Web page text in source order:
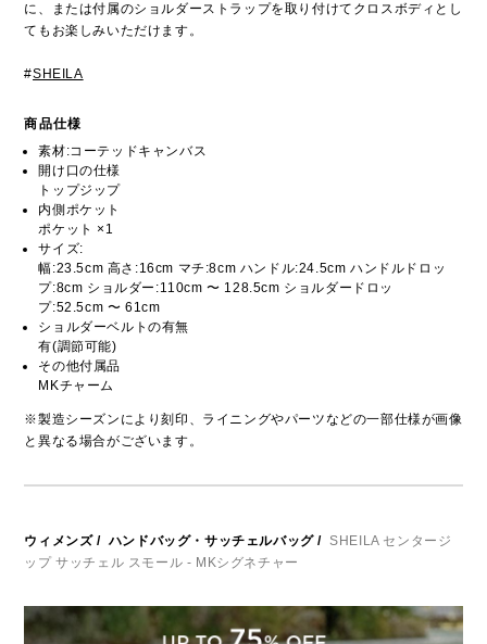
に、または付属のショルダーストラップを取り付けてクロスボディとし
てもお楽しみいただけます。
#SHEILA
商品仕様
素材:コーテッドキャンバス
開け口の仕様
トップジップ
内側ポケット
ポケット ×1
サイズ:
幅:23.5cm 高さ:16cm マチ:8cm ハンドル:24.5cm ハンドルドロッ
プ:8cm ショルダー:110cm 〜 128.5cm ショルダードロッ
プ:52.5cm 〜 61cm
ショルダーベルトの有無
有(調節可能)
その他付属品
MKチャーム
※製造シーズンにより刻印、ライニングやパーツなどの一部仕様が画像
と異なる場合がございます。
ウィメンズ/ ハンドバッグ・サッチェルバッグ/ SHEILA センタージ
ップ サッチェル スモール - MKシグネチャー